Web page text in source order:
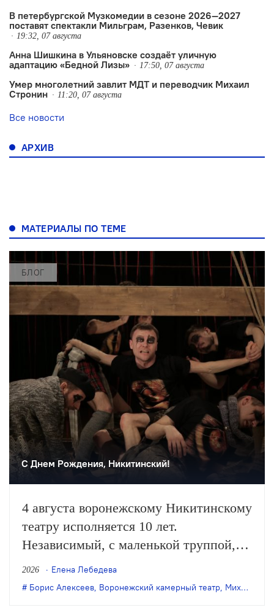
В петербургской Музкомедии в сезоне 2026—2027
поставят спектакли Мильграм, Разенков, Чевик
19:32, 07 августа
Анна Шишкина в Ульяновске создаëт уличную
адаптацию «Бедной Лизы»
17:50, 07 августа
Умер многолетний завлит МДТ и переводчик Михаил
Стронин
11:20, 07 августа
Все новости
АРХИВ
МАТЕРИАЛЫ ПО ТЕМЕ
БЛОГ
С Днем Рождения, Никитинский!
4 августа воронежскому Никитинскому
театру исполняется 10 лет.
Независимый, с маленькой труппой,
он все очевиднее становится
художественным явлением в
2026
Елена Лебедева
Борис Алексеев, Воронежский камерный театр, Михаил Бычков